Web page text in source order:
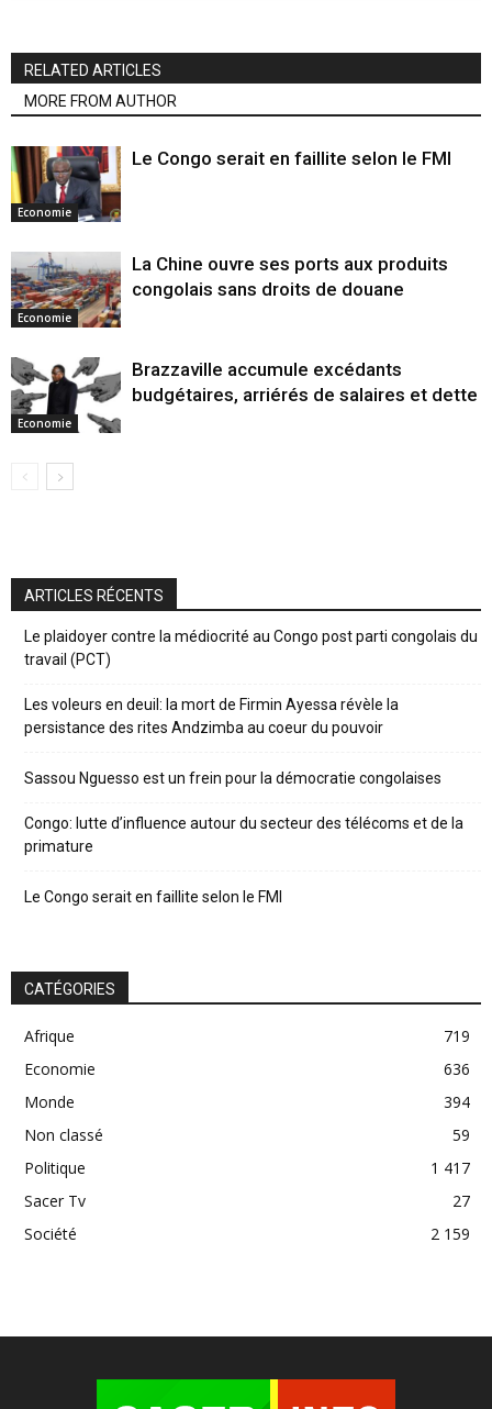
RELATED ARTICLES
MORE FROM AUTHOR
Economie
Le Congo serait en faillite selon le FMI
Economie
La Chine ouvre ses ports aux produits
congolais sans droits de douane
Economie
Brazzaville accumule excédants
budgétaires, arriérés de salaires et dette
ARTICLES RÉCENTS
Le plaidoyer contre la médiocrité au Congo post parti congolais du
travail (PCT)
Les voleurs en deuil: la mort de Firmin Ayessa révèle la
persistance des rites Andzimba au coeur du pouvoir
Sassou Nguesso est un frein pour la démocratie congolaises
Congo: lutte d’influence autour du secteur des télécoms et de la
primature
Le Congo serait en faillite selon le FMI
CATÉGORIES
Afrique
719
Economie
636
Monde
394
Non classé
59
Politique
1 417
Sacer Tv
27
Société
2 159